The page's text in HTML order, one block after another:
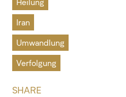
Iran
Umwandlung
Verfolgung
SHARE